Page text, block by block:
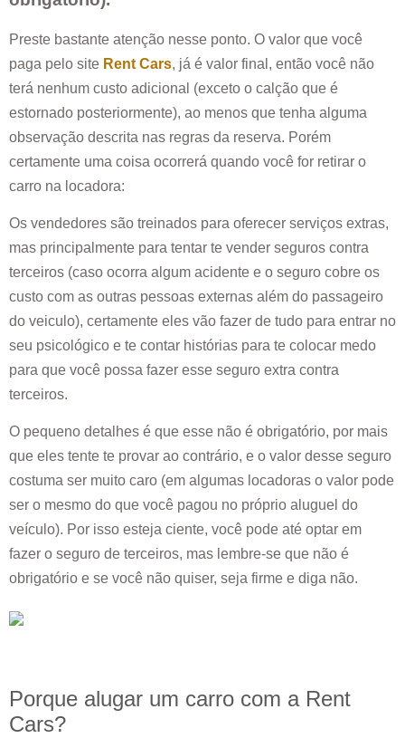
Preste bastante atenção nesse ponto. O valor que você
paga pelo site Rent Cars, já é valor final, então você não
terá nenhum custo adicional (exceto o calção que é
estornado posteriormente), ao menos que tenha alguma
observação descrita nas regras da reserva. Porém
certamente uma coisa ocorrerá quando você for retirar o
carro na locadora:
Os vendedores são treinados para oferecer serviços extras,
mas principalmente para tentar te vender seguros contra
terceiros (caso ocorra algum acidente e o seguro cobre os
custo com as outras pessoas externas além do passageiro
do veiculo), certamente eles vão fazer de tudo para entrar no
seu psicológico e te contar histórias para te colocar medo
para que você possa fazer esse seguro extra contra
terceiros.
O pequeno detalhes é que esse não é obrigatório, por mais
que eles tente te provar ao contrário, e o valor desse seguro
costuma ser muito caro (em algumas locadoras o valor pode
ser o mesmo do que você pagou no próprio aluguel do
veículo). Por isso esteja ciente, você pode até optar em
fazer o seguro de terceiros, mas lembre-se que não é
obrigatório e se você não quiser, seja firme e diga não.
Porque alugar um carro com a Rent
Cars?